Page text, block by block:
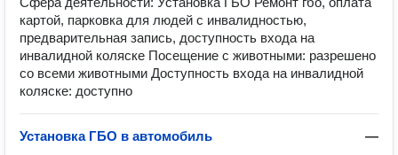
картой, парковка для людей с инвалидностью,
предварительная запись, доступность входа на
инвалидной коляске Посещение с животными: разрешено
со всеми животными Доступность входа на инвалидной
коляске: доступно
Установка ГБО в автомобиль —